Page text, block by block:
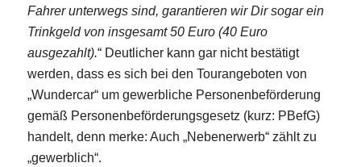
Fahrer unterwegs sind, garantieren wir Dir sogar ein
Trinkgeld von insgesamt 50 Euro (40 Euro
ausgezahlt).“ Deutlicher kann gar nicht bestätigt
werden, dass es sich bei den Tourangeboten von
„Wundercar“ um gewerbliche Personenbeförderung
gemäß Personenbeförderungsgesetz (kurz: PBefG)
handelt, denn merke: Auch „Nebenerwerb“ zählt zu
„gewerblich“.